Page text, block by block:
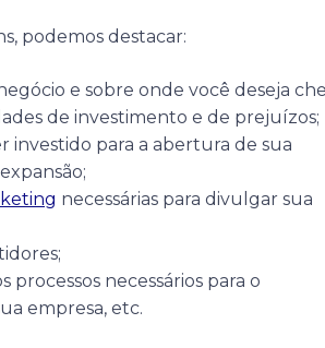
podemos destacar:
e sobre onde você deseja
de investimento e de prejuízos;
investido para a abertura de sua
necessárias para divulgar sua
processos necessários para o
empresa, etc.